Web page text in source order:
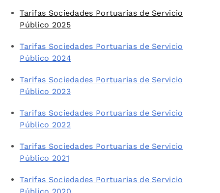
Tarifas Sociedades Portuarias de Servicio
Público 2025
Tarifas Sociedades Portuarias de Servicio
Público 2024
Tarifas Sociedades Portuarias de Servicio
Público 2023
Tarifas Sociedades Portuarias de Servicio
Público 2022
Tarifas Sociedades Portuarias de Servicio
Público 2021
Tarifas Sociedades Portuarias de Servicio